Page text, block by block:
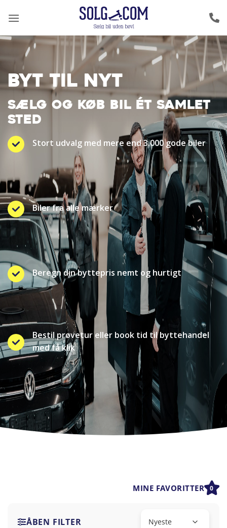
BYT TIL NYT
SÆLG OG KØB BIL ÉT SAMLET
STED
Stort udvalg med mere end 3.000 gode biler
Biler fra alle mærker
Beregn din byttepris nemt og hurtigt
Bestil prøvetur eller book tid til byttehandel
med få klik
MINE FAVORITTER 0
ÅBEN FILTER